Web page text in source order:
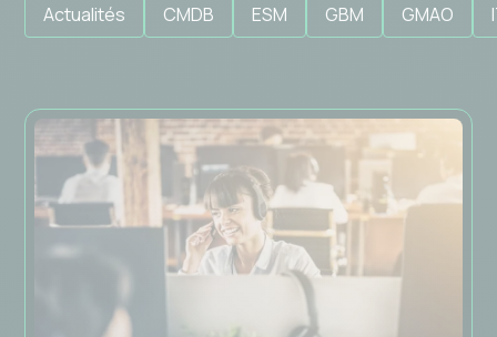
Actualités CMDB ESM GBM GMAO